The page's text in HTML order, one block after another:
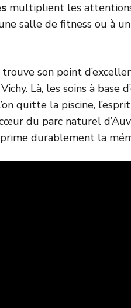
multiplient les
salle de fitness ou à
son point
Là, les soins à
quitte la piscine,
du parc naturel
durablement la